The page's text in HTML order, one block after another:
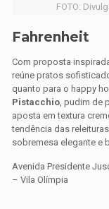
FOTO:
Fahrenheit
Com proposta
reúne pratos
quanto para o happy
Pistacchio , pudim de
aposta em textura
tendência das
sobremesa elegante e
Avenida Presidente
– Vila Olímpia